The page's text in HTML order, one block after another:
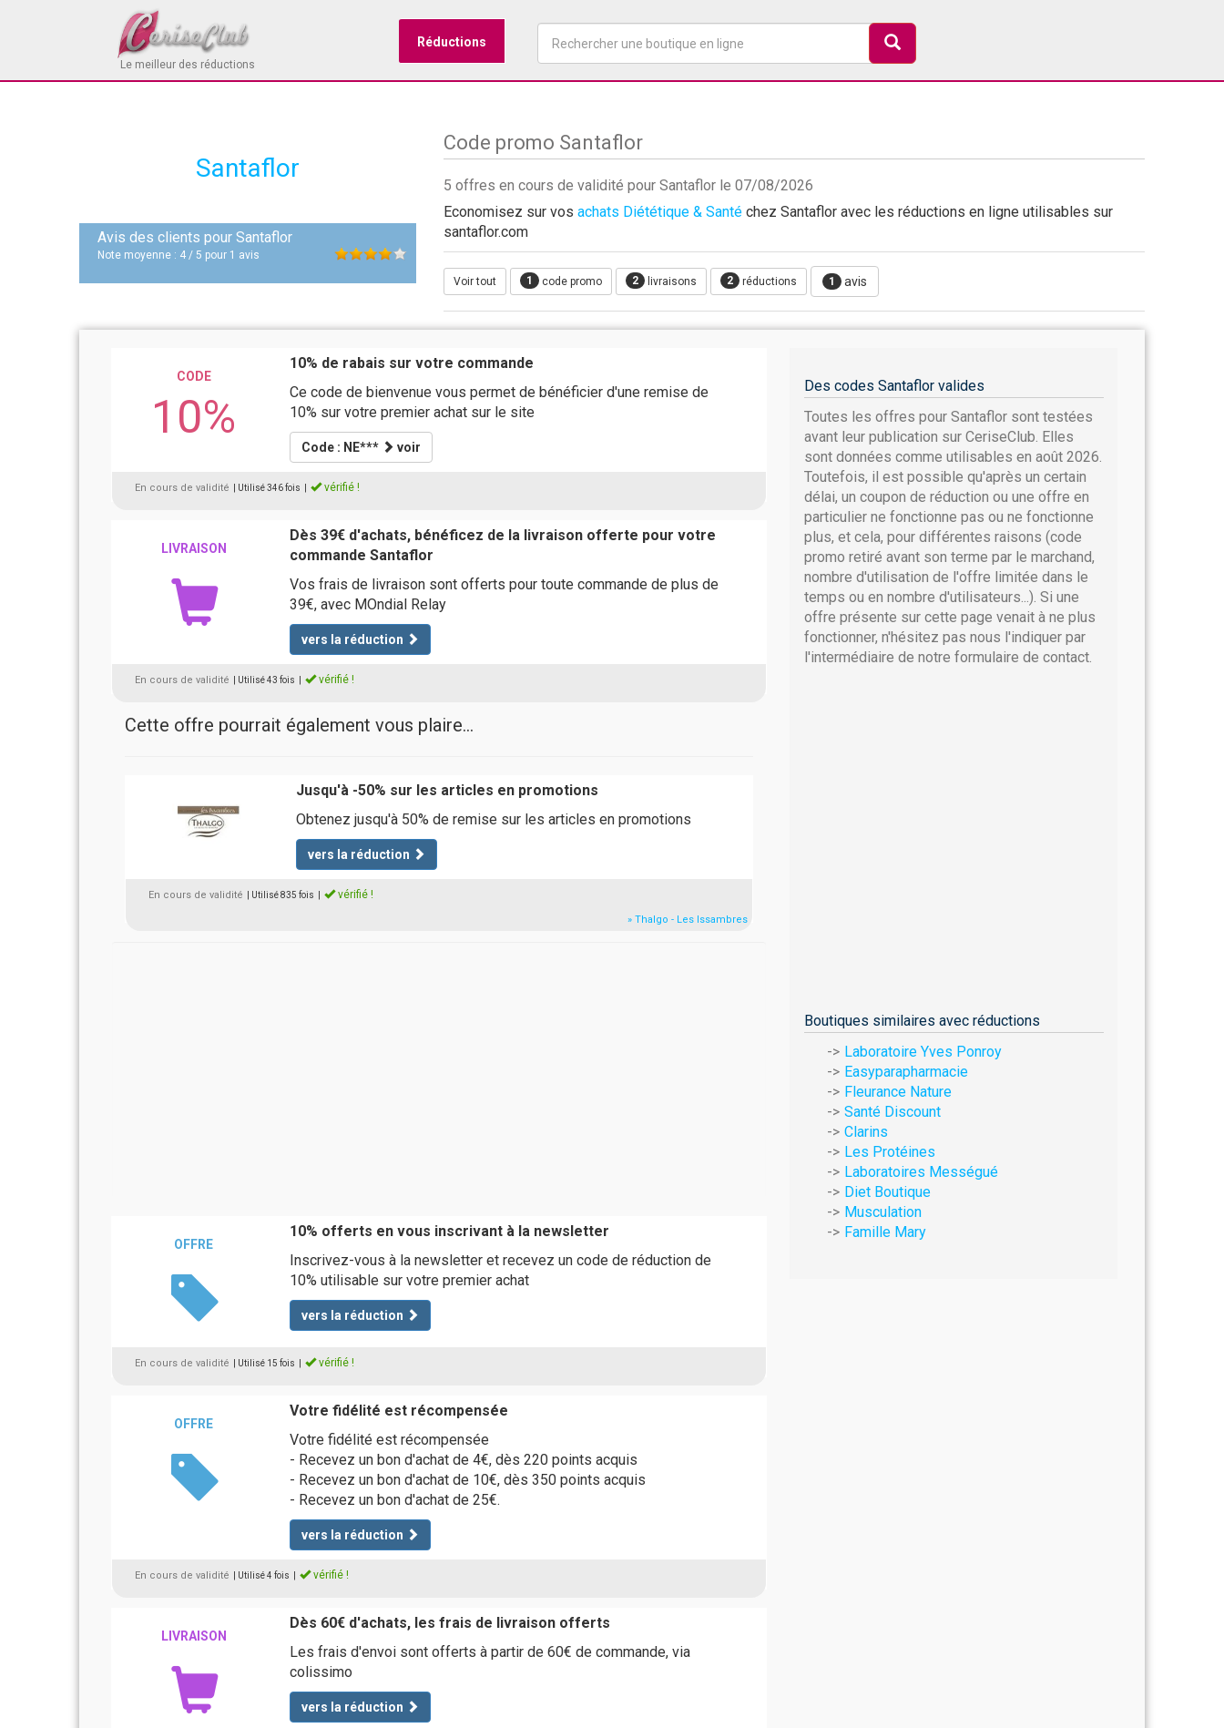
Le meilleur des réductions
Réductions
Santaflor
Avis des clients pour Santaflor
Note moyenne : 4 / 5 pour 1 avis
Code promo Santaflor
5 offres en cours de validité pour Santaflor le 07/08/2026
Economisez sur vos achats Diététique & Santé chez Santaflor avec les réductions en ligne utilisables sur
santaflor.com
Voir tout 1 code promo 2 livraisons 2 réductions 1 avis
CODE
10%
10% de rabais sur votre commande
Ce code de bienvenue vous permet de bénéficier d'une remise de
10% sur votre premier achat sur le site
Code : NE*** voir
En cours de validité | Utilisé 346 fois vérifié !
LIVRAISON
Dès 39€ d'achats, bénéficez de la livraison offerte pour votre
commande Santaflor
Vos frais de livraison sont offerts pour toute commande de plus de
39€, avec MOndial Relay
vers la réduction
En cours de validité | Utilisé 43 fois vérifié !
Cette offre pourrait également vous plaire...
Jusqu'à -50% sur les articles en promotions
Obtenez jusqu'à 50% de remise sur les articles en promotions
vers la réduction
En cours de validité | Utilisé 835 fois vérifié !
» Thalgo - Les Issambres
OFFRE
10% offerts en vous inscrivant à la newsletter
Inscrivez-vous à la newsletter et recevez un code de réduction de
10% utilisable sur votre premier achat
vers la réduction
En cours de validité | Utilisé 15 fois vérifié !
OFFRE
Votre fidélité est récompensée
Votre fidélité est récompensée
- Recevez un bon d'achat de 4€, dès 220 points acquis
- Recevez un bon d'achat de 10€, dès 350 points acquis
- Recevez un bon d'achat de 25€.
vers la réduction
En cours de validité | Utilisé 4 fois vérifié !
LIVRAISON
Dès 60€ d'achats, les frais de livraison offerts
Les frais d'envoi sont offerts à partir de 60€ de commande, via
colissimo
vers la réduction
Des codes Santaflor valides
Toutes les offres pour Santaflor sont testées
avant leur publication sur CeriseClub. Elles
sont données comme utilisables en août 2026.
Toutefois, il est possible qu'après un certain
délai, un coupon de réduction ou une offre en
particulier ne fonctionne pas ou ne fonctionne
plus, et cela, pour différentes raisons (code
promo retiré avant son terme par le marchand,
nombre d'utilisation de l'offre limitée dans le
temps ou en nombre d'utilisateurs...). Si une
offre présente sur cette page venait à ne plus
fonctionner, n'hésitez pas nous l'indiquer par
l'intermédiaire de notre formulaire de contact.
Boutiques similaires avec réductions
Laboratoire Yves Ponroy
Easyparapharmacie
Fleurance Nature
Santé Discount
Clarins
Les Protéines
Laboratoires Mességué
Diet Boutique
Musculation
Famille Mary